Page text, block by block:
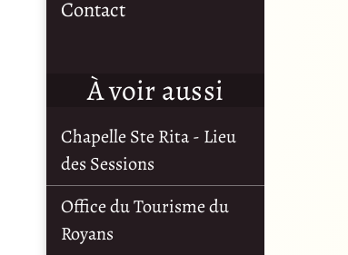
Contact
À voir aussi
Chapelle Ste Rita - Lieu
des Sessions
Office du Tourisme du
Royans